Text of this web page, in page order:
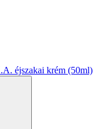
éjszakai krém (50ml)